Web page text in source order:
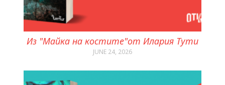
Из "Майка на костите"от Илария Тути
JUNE 24, 2026